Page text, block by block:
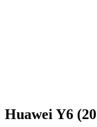
Huawei Y6